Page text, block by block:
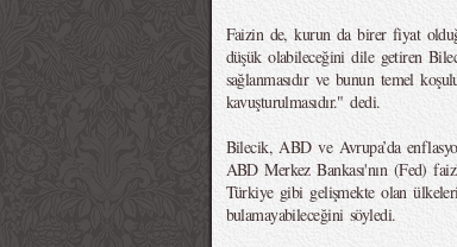
Faizin de, kurun da birer fiyat
düşük olabileceğini dile getiren
sağlanmasıdır ve bunun temel
kavuşturulmasıdır." dedi.
Bilecik, ABD ve Avrupa’da
ABD Merkez Bankası'nın (Fed)
Türkiye gibi gelişmekte olan
bulamayabileceğini söyledi.